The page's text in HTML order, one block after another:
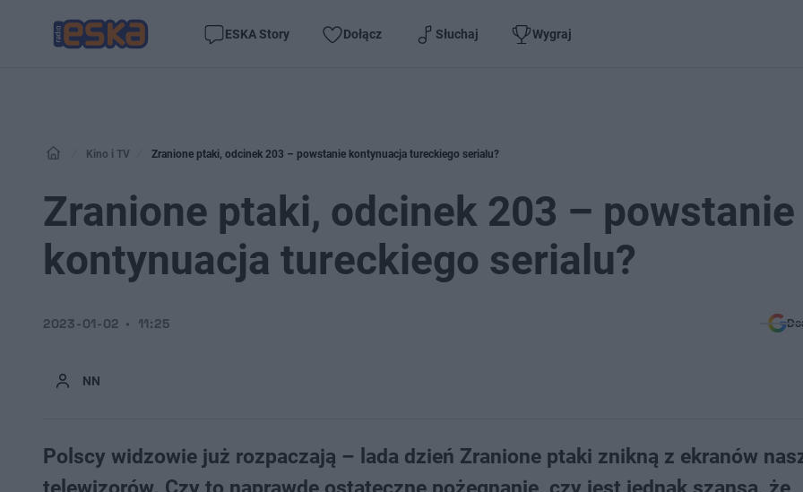
ESKA Story Dołącz Słuchaj Wygraj
Kino i TV Zranione ptaki, odcinek 203 – powstanie kontynuacja tureckiego serialu?
Zranione ptaki, odcinek 203 – powstanie
kontynuacja tureckiego serialu?
NN
2023-01-02 11:25
Polscy widzowie już rozpaczają – lada dzień Zranione ptaki znikną z ekranów